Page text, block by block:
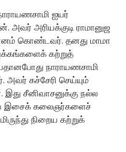
ஐயர்
அவர் அரியக்குடி ராமானுஜ
கொண்டவர். தனது மாமா
கற்றுத்
நாராயணசாமி
அவர் கச்சேரி செய்யும்
சீனிவாசனுக்கு நல்ல
இசைக் கலைஞர்களைச்
நிறைய கற்றுக்